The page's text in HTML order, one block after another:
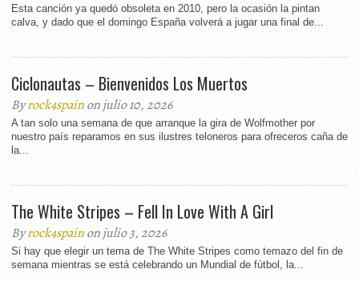
Esta canción ya quedó obsoleta en 2010, pero la ocasión la pintan
calva, y dado que el domingo España volverá a jugar una final de...
Ciclonautas – Bienvenidos Los Muertos
Byrock4spainon julio 10, 2026
A tan solo una semana de que arranque la gira de Wolfmother por
nuestro país reparamos en sus ilustres teloneros para ofreceros caña de
la...
The White Stripes – Fell In Love With A Girl
Byrock4spainon julio 3, 2026
Si hay que elegir un tema de The White Stripes como temazo del fin de
semana mientras se está celebrando un Mundial de fútbol, la...